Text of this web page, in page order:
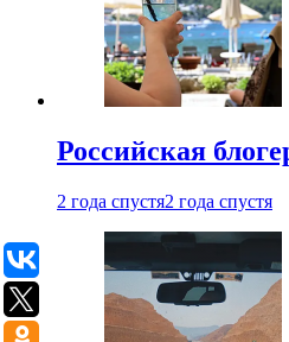
Российская
2 года спустя2 года спустя